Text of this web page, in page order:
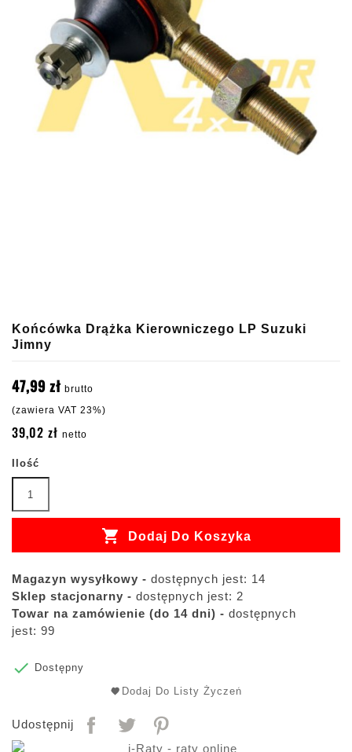
Końcówka Drążka Kierowniczego LP Suzuki
Jimny
47,99 zł brutto
(zawiera VAT 23%)
39,02 zł netto
Ilość
 Dodaj Do Koszyka
Magazyn wysyłkowy - dostępnych jest: 14
Sklep stacjonarny - dostępnych jest: 2
Towar na zamówienie (do 14 dni) - dostępnych
jest: 99

Dostępny
Dodaj Do Listy Życzeń
Udostępnij